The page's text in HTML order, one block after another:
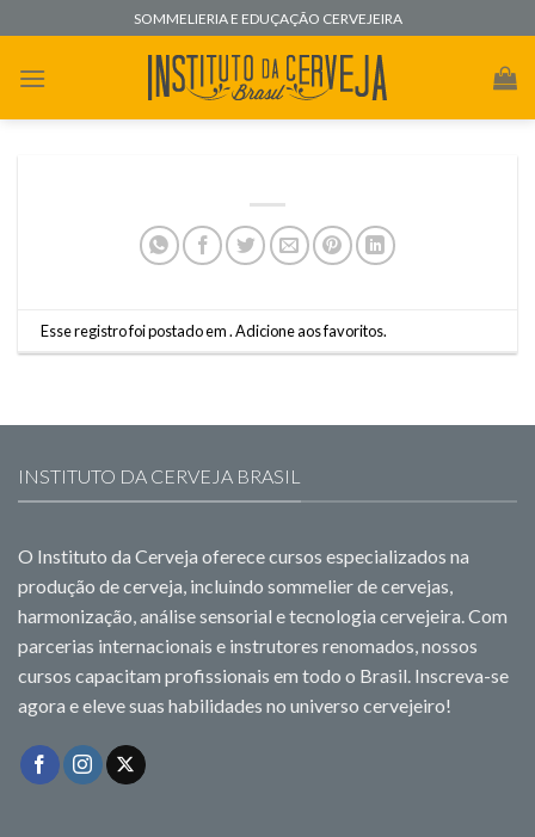
to
content
SOMMELIERIA E EDUÇAÇÃO CERVEJEIRA
Esse registro foi postado em .Adicione aos favoritos.
INSTITUTO DA CERVEJA BRASIL
O Instituto da Cerveja oferece cursos especializados na
produção de cerveja, incluindo sommelier de cervejas,
harmonização, análise sensorial e tecnologia cervejeira. Com
parcerias internacionais e instrutores renomados, nossos
cursos capacitam profissionais em todo o Brasil. Inscreva-se
agora e eleve suas habilidades no universo cervejeiro!